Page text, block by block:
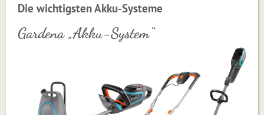
Die wichtigsten Akku-Systeme
Gardena „Akku-System“